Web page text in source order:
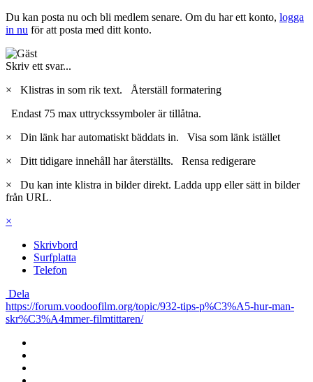
Du kan posta nu och bli medlem senare. Om du har ett konto, logga
in nu för att posta med ditt konto.
Skriv ett svar...
×
Klistras in som rik text. Återställ formatering
Endast 75 max uttryckssymboler är tillåtna.
×
Din länk har automatiskt bäddats in. Visa som länk istället
×
Ditt tidigare innehåll har återställts. Rensa redigerare
×
Du kan inte klistra in bilder direkt. Ladda upp eller sätt in bilder
från URL.
×
Skrivbord
Surfplatta
Telefon
Dela
https://forum.voodoofilm.org/topic/932-tips-p%C3%A5-hur-man-
skr%C3%A4mmer-filmtittaren/